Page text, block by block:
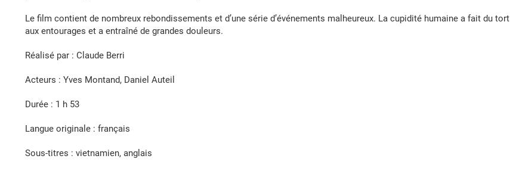
Le film contient de nombreux rebondissements et d’une série d’événements malheureux. La cupidité humaine a fait du tort
aux entourages et a entraîné de grandes douleurs.
Réalisé par : Claude Berri
Acteurs : Yves Montand, Daniel Auteil
Durée : 1 h 53
Langue originale : français
Sous-titres : vietnamien, anglais